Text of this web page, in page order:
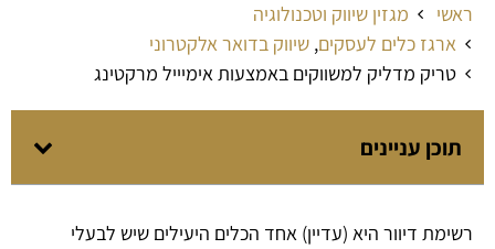
ראשי
מגזין שיווק וטכנולוגיה
ארגז כלים לעסקים, שיווק בדואר אלקטרוני
טריק מדליק למשווקים באמצעות אימיייל מרקטינג
תוכן עניינים
רשימת דיוור היא (עדיין) אחד הכלים היעילים שיש לבעלי